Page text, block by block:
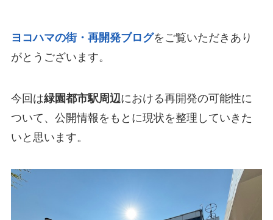
ヨコハマの街・再開発ブログをご覧いただきあり
がとうございます。
今回は緑園都市駅周辺における再開発の可能性に
ついて、公開情報をもとに現状を整理していきた
いと思います。